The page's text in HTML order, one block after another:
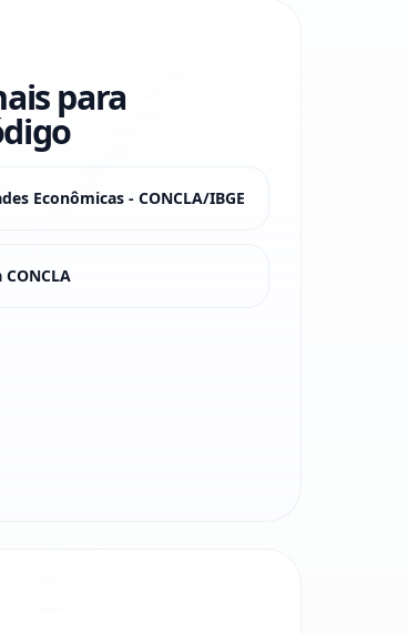
para
Econômicas - CONCLA/IBGE